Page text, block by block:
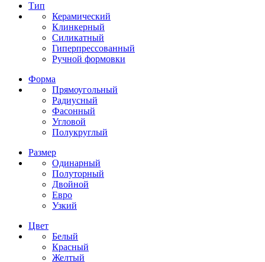
Тип
Керамический
Клинкерный
Силикатный
Гиперпрессованный
Ручной формовки
Форма
Прямоугольный
Радиусный
Фасонный
Угловой
Полукруглый
Размер
Одинарный
Полуторный
Двойной
Евро
Узкий
Цвет
Белый
Красный
Желтый